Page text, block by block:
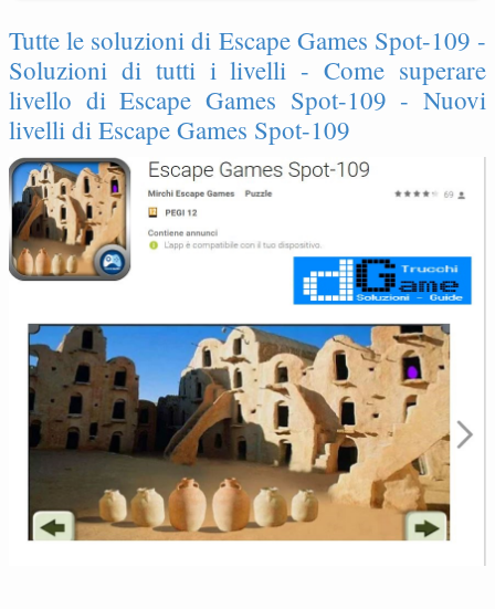
Tutte le soluzioni di Escape Games Spot-109 -
Soluzioni di tutti i livelli - Come superare
livello di Escape Games Spot-109 - Nuovi
livelli di Escape Games Spot-109